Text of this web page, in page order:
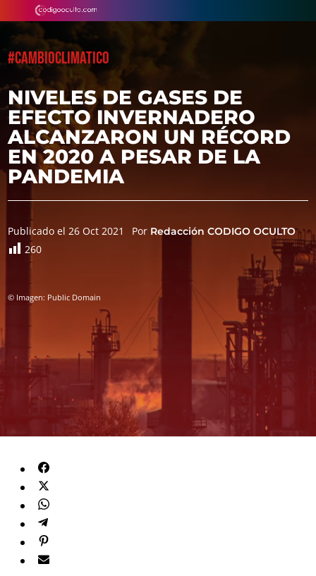
#CAMBIOCLIMATICO
NIVELES DE GASES DE
EFECTO INVERNADERO
ALCANZARON UN RÉCORD
EN 2020 A PESAR DE LA
PANDEMIA
Publicado el 26 Oct 2021 Por Redacción CODIGO OCULTO
260
© Imagen: Public Domain